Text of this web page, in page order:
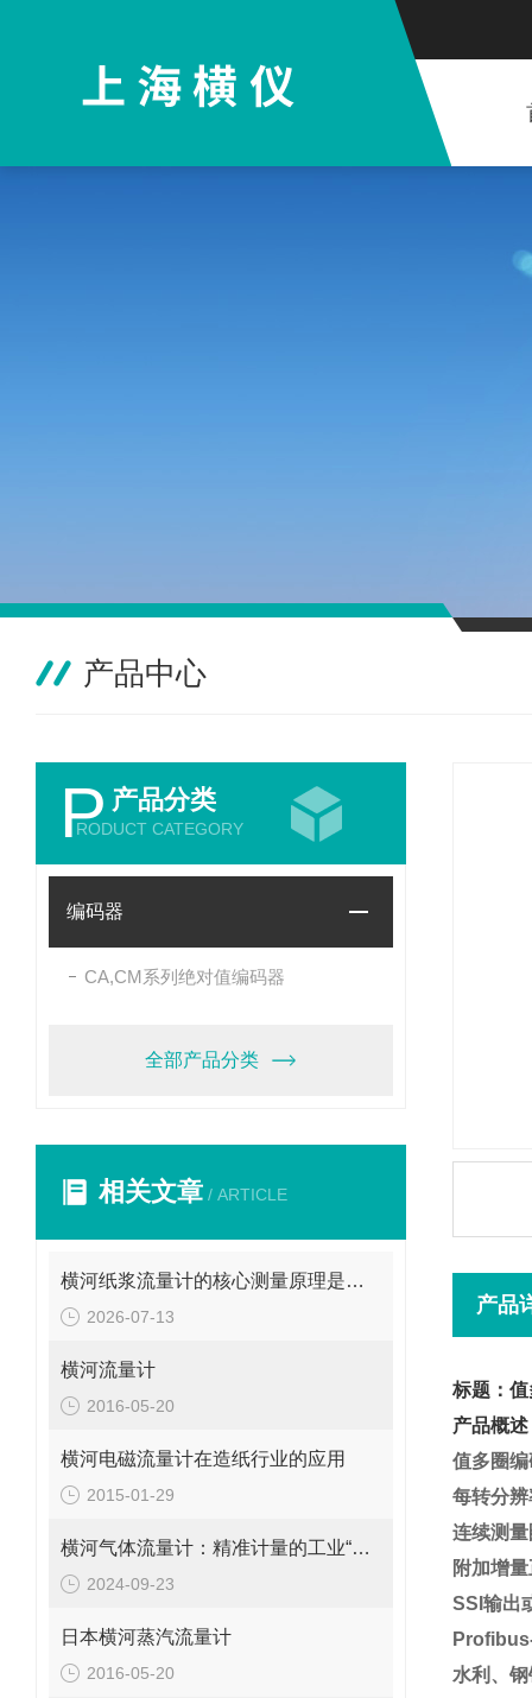
产品中心
P 产品分类
RODUCT CATEGORY
编码器
CA,CM系列绝对值编码器
全部产品分类
相关文章 / ARTICLE
横河纸浆流量计的核心测量原理是什么？
2026-07-13
横河流量计
2016-05-20
横河电磁流量计在造纸行业的应用
2015-01-29
横河气体流量计：精准计量的工业“气流导师”
2024-09-23
日本横河蒸汽流量计
2016-05-20
产品
标题：
产品概述
值多圈
每转分
连续测
附加增
SSI 输出
水利、